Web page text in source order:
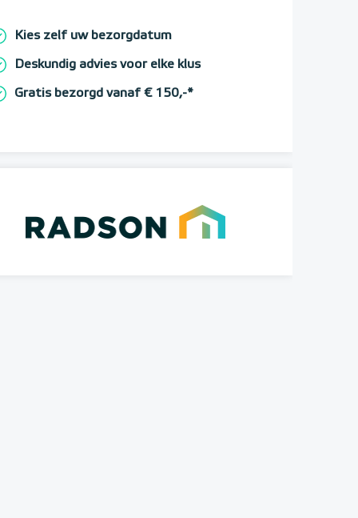
Kies zelf uw bezorgdatum
Deskundig advies voor elke klus
Gratis bezorgd vanaf € 150,-*